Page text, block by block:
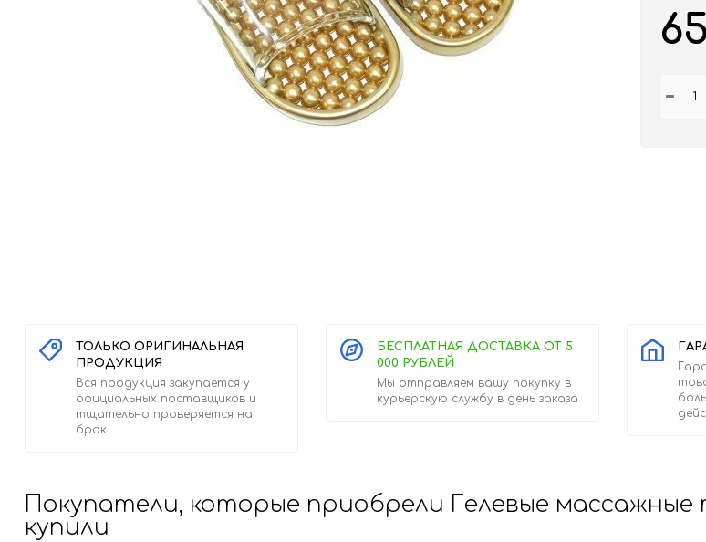
ТОЛЬКО ОРИГИНАЛЬНАЯ
ПРОДУКЦИЯ
Вся продукция закупается у
официальных поставщиков и
тщательно проверяется на
брак
БЕСПЛАТНАЯ ДОСТАВКА ОТ 5
000 РУБЛЕЙ
Мы отправляем вашу покупку в
курьерскую службу в день заказа
Покупатели, которые приобрели Гелевые
купили